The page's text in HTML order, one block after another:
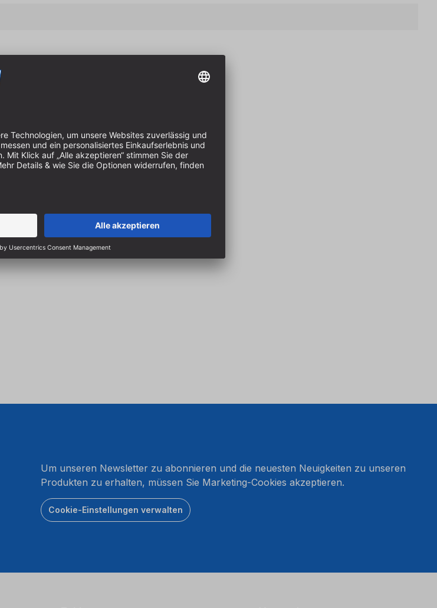
Um unseren Newsletter zu abonnieren und die neuesten Neuigkeiten zu unseren
Produkten zu erhalten, müssen Sie Marketing-Cookies akzeptieren.
Cookie-Einstellungen verwalten